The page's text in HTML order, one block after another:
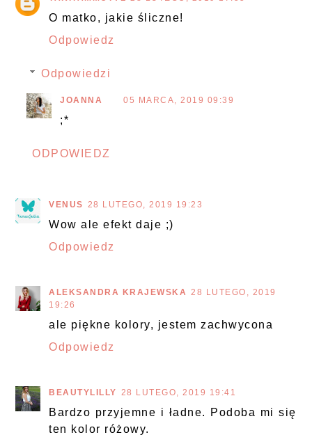
O matko, jakie śliczne!
Odpowiedz
Odpowiedzi
JOANNA 05 MARCA, 2019 09:39
;*
ODPOWIEDZ
VENUS 28 LUTEGO, 2019 19:23
Wow ale efekt daje ;)
Odpowiedz
ALEKSANDRA KRAJEWSKA
28 LUTEGO, 2019
19:26
ale piękne kolory, jestem zachwycona
Odpowiedz
BEAUTYLILLY 28 LUTEGO, 2019 19:41
Bardzo przyjemne i ładne. Podoba mi się
ten kolor różowy.